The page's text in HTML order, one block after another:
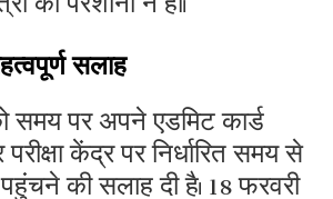
सलाह
समय पर अपने एडमिट कार्ड
केंद्र पर निर्धारित समय से
की सलाह दी है। 18 फरवरी